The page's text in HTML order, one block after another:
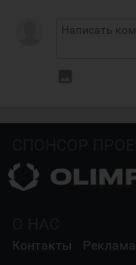
Контакты Реклама